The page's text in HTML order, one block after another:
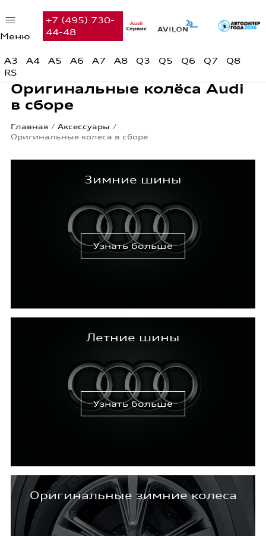
Меню
+7 (495) 730-
44-48
A3 A4 A5 A6 A7 A8 Q3 Q5 Q6 Q7
Q8
RS
Предложения недели
Финансовые услуги
Оригинальные колёса Audi
в сборе
Главная / Аксессуары /
Оригинальные колеса в сборе
Зимние шины
Узнать больше
Летние шины
Узнать больше
Оригинальные зимние колеса